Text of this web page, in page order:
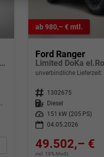
2.0 EcoBlue 151kW (205 PS) 10-Stufen-Automatikgetriebe
Schwarz, Obsidian-Schwarz Metallic (000ZH0)
ab 980,– € mtl.
Ford Ranger
unverbindliche Lieferzeit:
Fahrzeugnr. 1302675
Kraftstoff
Diesel
Leistung
151 kW (205 PS)
04.05.2026
49.502,– €
incl. 19% MwSt.